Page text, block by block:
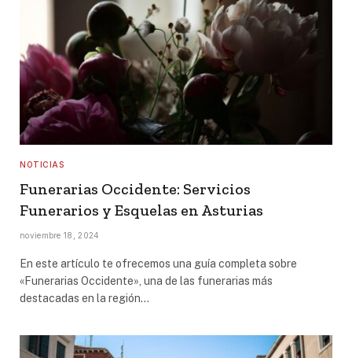
NOTICIAS
Funerarias Occidente: Servicios
Funerarios y Esquelas en Asturias
noviembre 18, 2024
En este artículo te ofrecemos una guía completa sobre
«Funerarias Occidente», una de las funerarias más
destacadas en la región…